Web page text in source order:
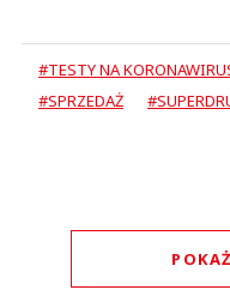
#TESTY NA
#SPRZEDAŻ